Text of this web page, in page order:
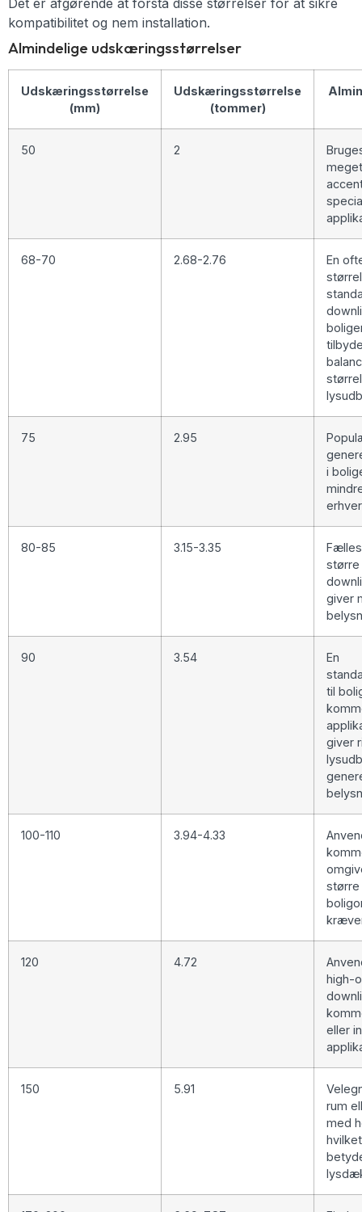
Det er afgørende at forstå disse størrelser for at sikre
kompatibilitet og nem installation.
Almindelige udskæringsstørrelser
Udskæringsstørrelse
(mm)
Udskæringsstørrelse
(tommer)
50 2
68-70 2.68-2.76
En
75 2.95
i
80-85 3.15-3.35
større
giver
90 3.54
En
til
giver
100-110 3.94-4.33
større
120 4.72
high-
eller
150 5.91
rum
med